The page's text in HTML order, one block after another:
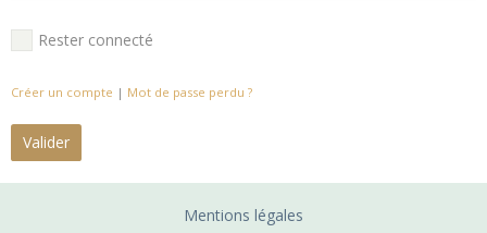
Rester connecté
Créer un compte | Mot de passe perdu ?
Valider
Mentions légales